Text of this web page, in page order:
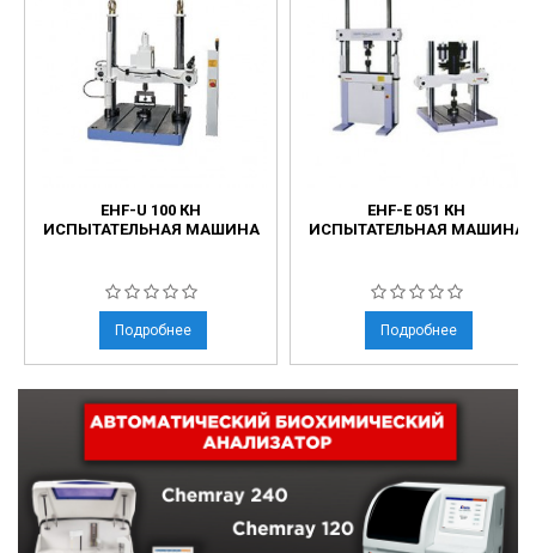
EHF-U 100 КН
ИСПЫТАТЕЛЬНАЯ МАШИНА
Подробнее
EHF-E 051 КН
ИСПЫТАТЕЛЬНАЯ МАШИНА
Подробнее